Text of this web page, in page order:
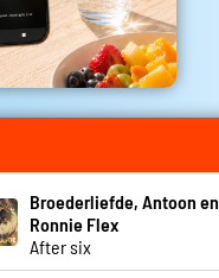
Broederliefde, Antoon en
Ronnie Flex
After six